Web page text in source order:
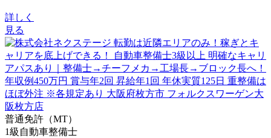
詳しく
見る
普通免許（MT）
1級自動車整備士